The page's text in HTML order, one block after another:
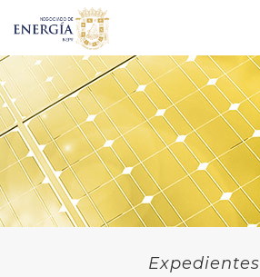
Expedientes